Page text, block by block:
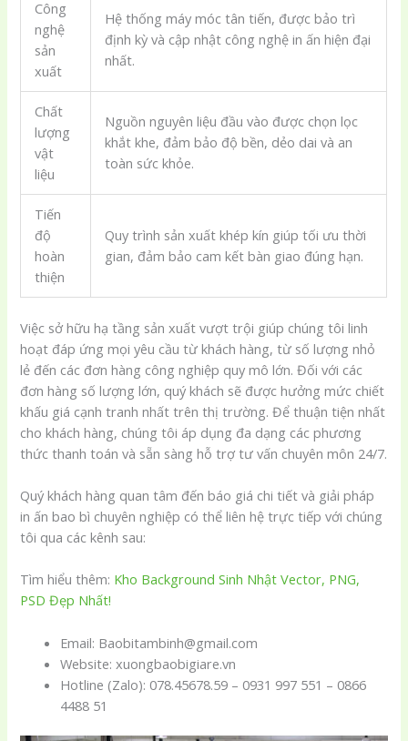
Công
nghệ
sản
xuất
Hệ thống máy móc tân tiến, được bảo trì
định kỳ và cập nhật công nghệ in ấn hiện đại
nhất.
Chất
lượng
vật
liệu
Nguồn nguyên liệu đầu vào được chọn lọc
khắt khe, đảm bảo độ bền, dẻo dai và an
toàn sức khỏe.
Tiến
độ
hoàn
thiện
Quy trình sản xuất khép kín giúp tối ưu thời
gian, đảm bảo cam kết bàn giao đúng hạn.
Việc sở hữu hạ tầng sản xuất vượt trội giúp chúng tôi linh
hoạt đáp ứng mọi yêu cầu từ khách hàng, từ số lượng nhỏ
lẻ đến các đơn hàng công nghiệp quy mô lớn. Đối với các
đơn hàng số lượng lớn, quý khách sẽ được hưởng mức chiết
khấu giá cạnh tranh nhất trên thị trường. Để thuận tiện nhất
cho khách hàng, chúng tôi áp dụng đa dạng các phương
thức thanh toán và sẵn sàng hỗ trợ tư vấn chuyên môn 24/7.
Quý khách hàng quan tâm đến báo giá chi tiết và giải pháp
in ấn bao bì chuyên nghiệp có thể liên hệ trực tiếp với chúng
tôi qua các kênh sau:
Tìm hiểu thêm: Kho Background Sinh Nhật Vector, PNG,
PSD Đẹp Nhất!
Email: Baobitambinh@gmail.com
Website: xuongbaobigiare.vn
Hotline (Zalo): 078.45678.59 – 0931 997 551 – 0866
4488 51